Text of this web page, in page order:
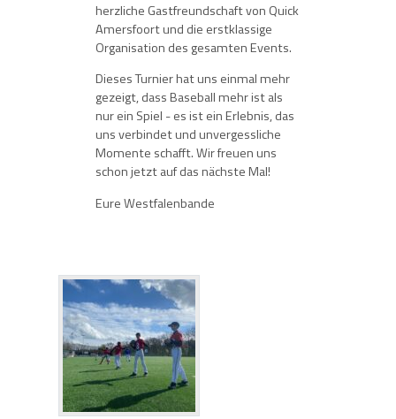
herzliche Gastfreundschaft von Quick
Amersfoort und die erstklassige
Organisation des gesamten Events.
Dieses Turnier hat uns einmal mehr
gezeigt, dass Baseball mehr ist als
nur ein Spiel - es ist ein Erlebnis, das
uns verbindet und unvergessliche
Momente schafft. Wir freuen uns
schon jetzt auf das nächste Mal!
Eure Westfalenbande